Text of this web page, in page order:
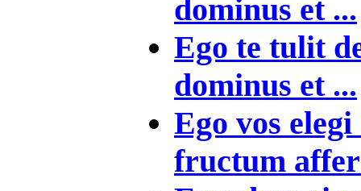
dominus et ...
Ego te tulit
dominus et ...
Ego vos
fructum